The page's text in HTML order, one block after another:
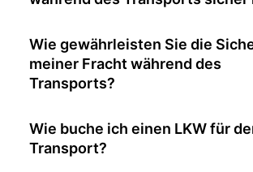
Wie gewährleisten Sie die
meiner Fracht während des
Transports?
Wie buche ich einen LKW für
Transport?